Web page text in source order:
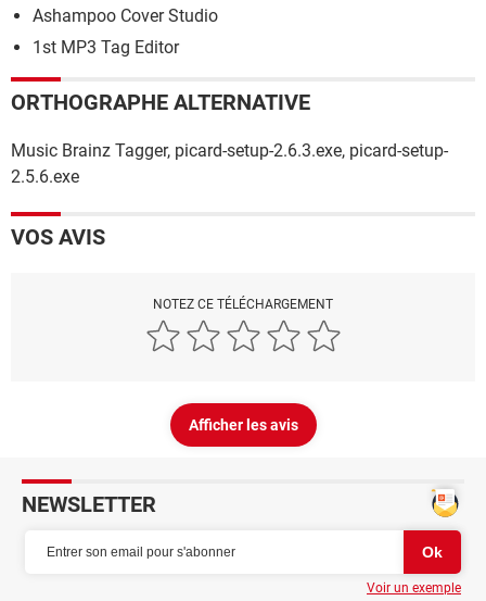
Ashampoo Cover Studio
1st MP3 Tag Editor
ORTHOGRAPHE ALTERNATIVE
Music Brainz Tagger, picard-setup-2.6.3.exe, picard-setup-
2.5.6.exe
VOS AVIS
NOTEZ CE TÉLÉCHARGEMENT
Afficher les avis
NEWSLETTER
Voir un exemple